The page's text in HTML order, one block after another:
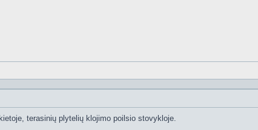
terasinių plytelių klojimo poilsio stovykloje.